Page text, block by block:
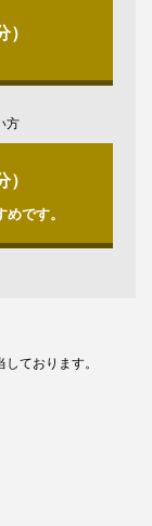
）
方
）
です。
ております。